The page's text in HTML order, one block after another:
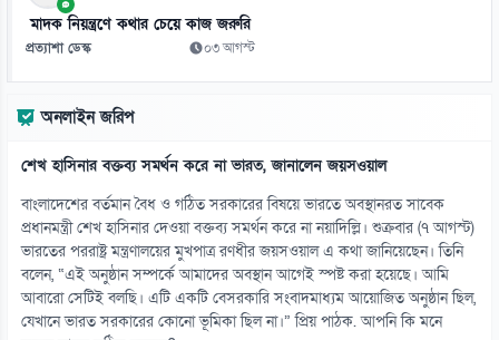
০৮ আগস্ট
০৮ আগস্ট
১৪
রুশ তেল কিনে বিপাকে ভারত-চীন, ১০০ শতাংশ শুল্কের বিল পাস
০৮ আগস্ট
১৫
৫৪ রানে অলআউট বাংলাদেশ, ইনিংস ব্যবধানে লজ্জার হার
০৮ আগস্ট
মাদক নিয়ন্ত্রণে কথার চেয়ে কাজ জরুরি
প্রত্যাশা ডেস্ক ০৩ আগস্ট
অনলাইন জরিপ
শেখ হাসিনার বক্তব্য সমর্থন করে না ভারত, জানালেন জয়সওয়াল
বাংলাদেশের বর্তমান বৈধ ও গঠিত সরকারের বিষয়ে ভারতে অবস্থানরত সাবেক
প্রধানমন্ত্রী শেখ হাসিনার দেওয়া বক্তব্য সমর্থন করে না নয়াদিল্লি। শুক্রবার (৭ আগস্ট)
ভারতের পররাষ্ট্র মন্ত্রণালয়ের মুখপাত্র রণধীর জয়সওয়াল এ কথা জানিয়েছেন। তিনি
বলেন, “এই অনুষ্ঠান সম্পর্কে আমাদের অবস্থান আগেই স্পষ্ট করা হয়েছে। আমি
আবারো সেটিই বলছি। এটি একটি বেসরকারি সংবাদমাধ্যম আয়োজিত অনুষ্ঠান ছিল,
যেখানে ভারত সরকারের কোনো ভূমিকা ছিল না।” প্রিয় পাঠক. আপনি কি মনে